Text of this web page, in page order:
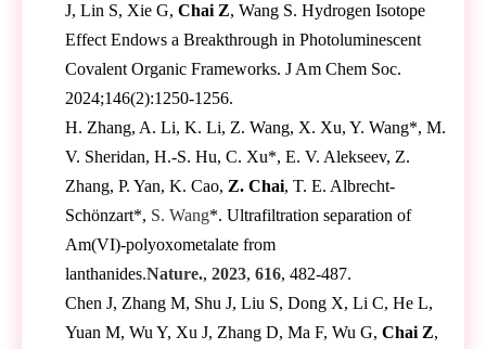
J, Lin S, Xie G, Chai Z, Wang S. Hydrogen Isotope
Effect Endows a Breakthrough in Photoluminescent
Covalent Organic Frameworks. J Am Chem Soc.
2024;146(2):1250-1256.
H. Zhang, A. Li, K. Li, Z. Wang, X. Xu, Y. Wang*, M.
V. Sheridan, H.-S. Hu, C. Xu*, E. V. Alekseev, Z.
Zhang, P. Yan, K. Cao, Z. Chai, T. E. Albrecht-
Schönzart*, S. Wang*. Ultrafiltration separation of
Am(VI)-polyoxometalate from
lanthanides.Nature., 2023, 616, 482-487.
Chen J, Zhang M, Shu J, Liu S, Dong X, Li C, He L,
Yuan M, Wu Y, Xu J, Zhang D, Ma F, Wu G, Chai Z,